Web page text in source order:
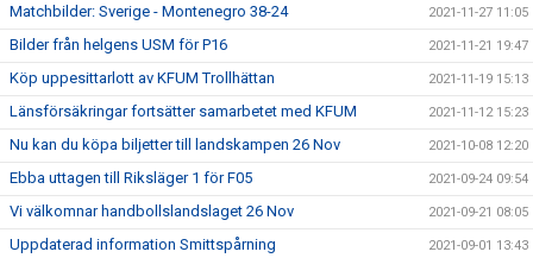
Matchbilder: Sverige - Montenegro 38-24 2021-11-27 11:05
Bilder från helgens USM för P16 2021-11-21 19:47
Köp uppesittarlott av KFUM Trollhättan 2021-11-19 15:13
Länsförsäkringar fortsätter samarbetet med KFUM 2021-11-12 15:23
Nu kan du köpa biljetter till landskampen 26 Nov 2021-10-08 12:20
Ebba uttagen till Riksläger 1 för F05 2021-09-24 09:54
Vi välkomnar handbollslandslaget 26 Nov 2021-09-21 08:05
Uppdaterad information Smittspårning 2021-09-01 13:43